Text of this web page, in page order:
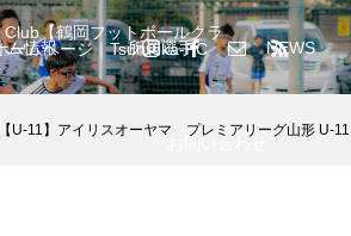
ム情報 所属選手 NEWS
お問い合わせ
【U-11】アイリスオーヤマ プレミアリーグ山形 U-11